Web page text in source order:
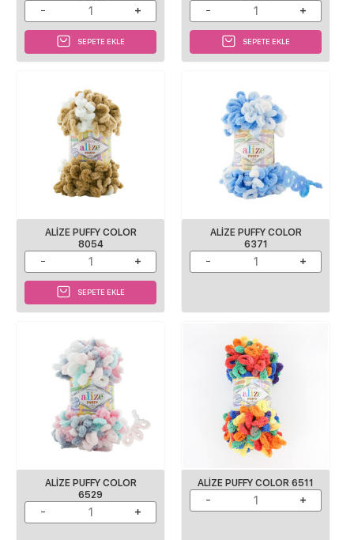
SEPETE EKLE SEPETE EKLE
ALİZE PUFFY COLOR
8054
SEPETE EKLE
ALIZE PUFFY COLOR
6371
ALIZE PUFFY COLOR
6529
ALIZE PUFFY COLOR 6511